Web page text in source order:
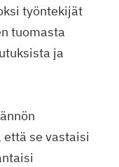
työntekijät
tuomasta
ja
se vastaisi